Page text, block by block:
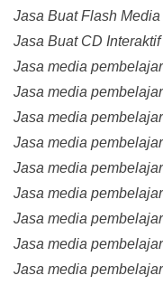
Jasa Buat Flash Media
Jasa Buat CD
Jasa media
Jasa media
Jasa media
Jasa media
Jasa media
Jasa media
Jasa media
Jasa media
Jasa media